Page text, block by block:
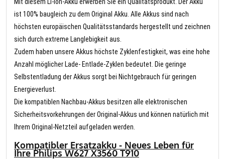
ist 100% baugleich zu dem Original Akku. Alle Akkus sind nach
höchsten europäischen Qualitätsstandards hergestellt und zeichnen
sich durch extreme Langlebigkeit aus.
Zudem haben unsere Akkus höchste Zyklenfestigkeit, was eine hohe
Anzahl möglicher Lade- Entlade-Zyklen bedeutet. Die geringe
Selbstentladung der Akkus sorgt bei Nichtgebrauch für geringen
Energieverlust.
Die kompatiblen Nachbau-Akkus besitzen alle elektronischen
Sicherheitsvorkehrungen der Original-Akkus und können natürlich mit
Ihrem Original-Netzteil aufgeladen werden.
Kompatibler Ersatzakku - Neues Leben für
Ihre Philips W627 X3560 T910